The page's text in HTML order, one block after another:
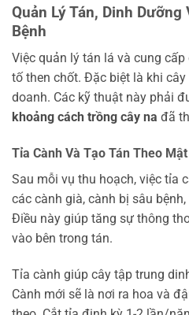
Quản Lý Tán, Dinh Dưỡng
Bệnh
Việc quản lý tán lá và cung
tố then chốt. Đặc biệt là khi
doanh. Các kỹ thuật này phải
khoảng cách trồng cây na đã
Tỉa Cành Và Tạo Tán Theo
Sau mỗi vụ thu hoạch, việc tỉa
các cành già, cành bị sâu
Điều này giúp tăng sự thông
vào bên trong tán.
Tỉa cành giúp cây tập trung
Cành mới sẽ là nơi ra hoa và